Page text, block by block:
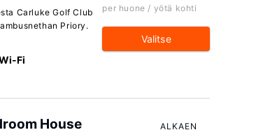
Carluke Golf Club
Priory.
Fi
per huone / yötä kohti
Valitse
House ALKAEN